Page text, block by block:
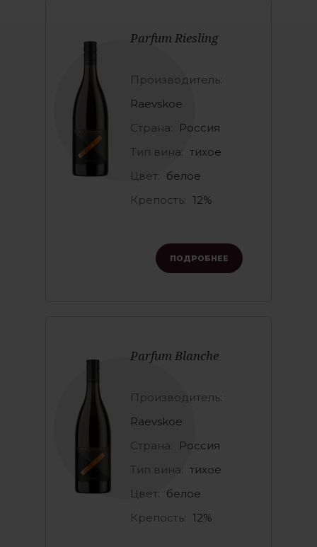
Parfum Riesling
Производитель:
Raevskoe
Страна:
Россия
Тип вина: тихое
Цвет: белое
Крепость: 12%
ПОДРОБНЕЕ
Parfum Blanche
Производитель:
Raevskoe
Страна:
Россия
Тип вина: тихое
Цвет: белое
Крепость: 12%